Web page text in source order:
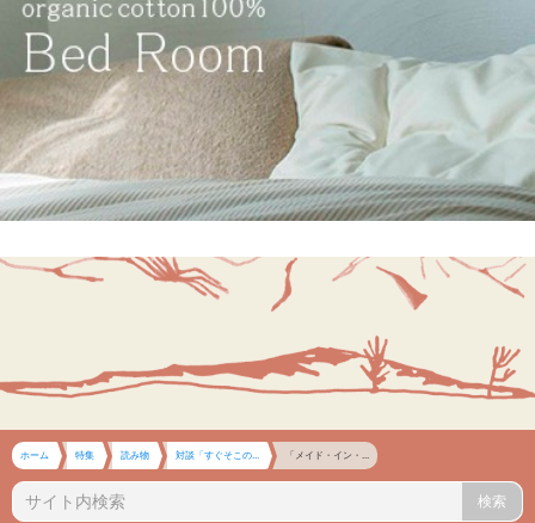
ホーム 特集 読み物 対談「すぐそこの... 「メイド・イン・...
検索